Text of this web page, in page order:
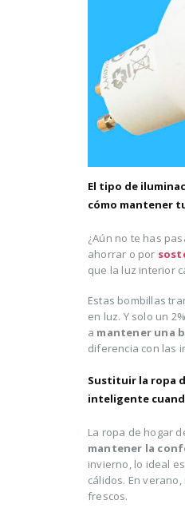
El tipo de
cómo mantener
¿Aún no te has
ahorrar o por
que la luz interior
Estas bombillas
en luz. Y solo un
a mantener una
diferencia con las
Sustituir la ropa
inteligente
La ropa de hogar
mantener la
invierno, lo ideal
cálidos. En
frescos.